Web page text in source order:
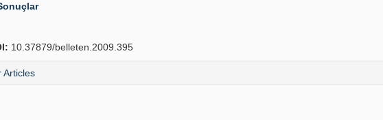
10.37879/belleten.2009.395
Articles